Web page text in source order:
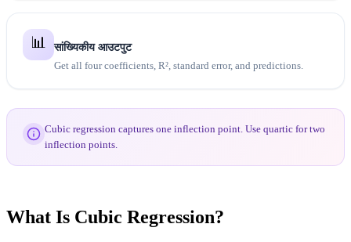
📊
सांख्यिकीय आउटपुट
Get all four coefficients, R², standard error, and predictions.
Cubic regression captures one inflection point. Use quartic for two
inflection points.
What Is Cubic Regression?